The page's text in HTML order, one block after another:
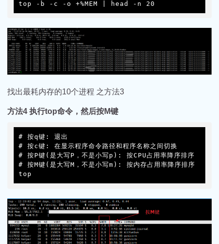
top -b -c -o +%MEM | head -n 20
找出最耗内存的10个进程 之方法3
方法4 执行top命令，然后按M键
# 按q键: 退出
# 按c键: 在显示程序命令路径和程序名称之间切换
# 按P键(是大写P，不是小写p): 按CPU占用率降序排序
# 按M键(是大写M，不是小写m): 按内存占用率降序排序
top